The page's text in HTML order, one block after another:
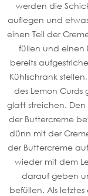
werden die
auflegen und
einen Teil der
füllen und einen
bereits
Kühlschrank
des Lemon Curds
glatt streichen.
der Buttercreme
dünn mit der
der Buttercreme
wieder mit dem
darauf geben
befüllen. Als